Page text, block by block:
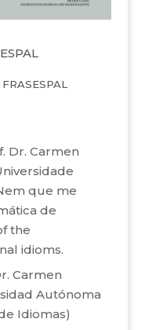
Dr. Carmen
que me
de
the
idioms.
Carmen
Autónoma
Idiomas)